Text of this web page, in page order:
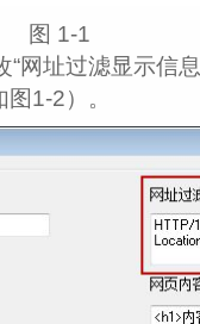
图 1‑1
“网址过滤显示信
1-2）。